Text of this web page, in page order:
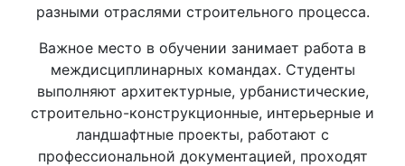
разными отраслями строительного процесса.
Важное место в обучении занимает работа в
междисциплинарных командах. Студенты
выполняют архитектурные, урбанистические,
строительно-конструкционные, интерьерные и
ландшафтные проекты, работают с
профессиональной документацией, проходят